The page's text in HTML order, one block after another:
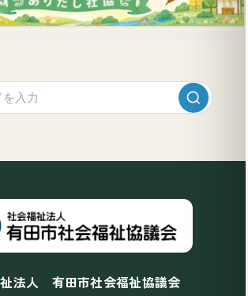
法人 有田市社会福祉協議会